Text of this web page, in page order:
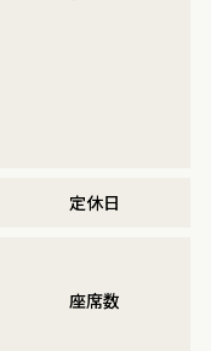
定休日
座席数